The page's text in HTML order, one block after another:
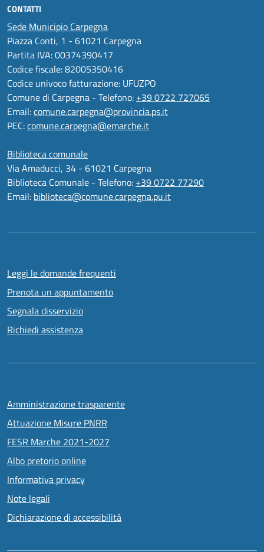
CONTATTI
Sede Municipio Carpegna
Piazza Conti, 1 - 61021 Carpegna
Partita IVA: 00374390417
Codice fiscale: 82005350416
Codice univoco fatturazione: UFUZPO
Comune di Carpegna - Telefono: +39 0722 727065
Email:comune.carpegna@provincia.ps.it
PEC:comune.carpegna@emarche.it
Biblioteca comunale
Via Amaducci, 34 - 61021 Carpegna
Biblioteca Comunale - Telefono: +39 0722 77290
Email: biblioteca@comune.carpegna.pu.it
Leggi le domande frequenti
Prenota un appuntamento
Segnala disservizio
Richiedi assistenza
Amministrazione trasparente
Attuazione Misure PNRR
FESR Marche 2021-2027
Albo pretorio online
Informativa privacy
Note legali
Dichiarazione di accessibilità